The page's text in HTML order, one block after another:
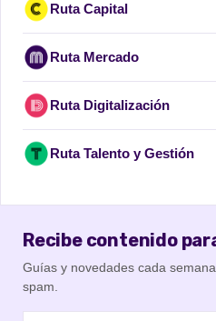
Ruta Capital
Ruta Mercado
Ruta Digitalización
Ruta Talento y Gestión
Recibe contenido
Guías y novedades cada
spam.